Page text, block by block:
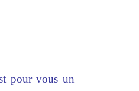
pour vous un